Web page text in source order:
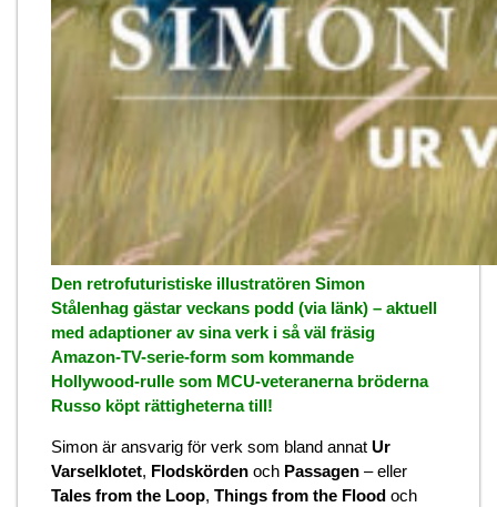
Den retrofuturistiske illustratören Simon
Stålenhag gästar veckans podd (via länk) – aktuell
med adaptioner av sina verk i så väl fräsig
Amazon-TV-serie-form som kommande
Hollywood-rulle som MCU-veteranerna bröderna
Russo köpt rättigheterna till!
Simon är ansvarig för verk som bland annat Ur
Varselklotet, Flodskörden och Passagen – eller
Tales from the Loop, Things from the Flood och